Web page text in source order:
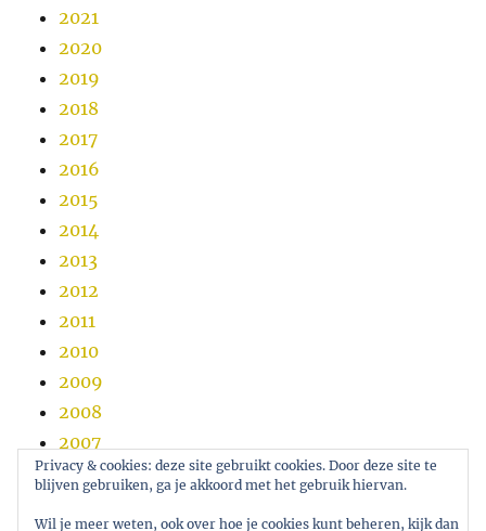
2021
2020
2019
2018
2017
2016
2015
2014
2013
2012
2011
2010
2009
2008
2007
2006
Privacy & cookies: deze site gebruikt cookies. Door deze site te
blijven gebruiken, ga je akkoord met het gebruik hiervan.
Wil je meer weten, ook over hoe je cookies kunt beheren, kijk dan